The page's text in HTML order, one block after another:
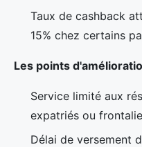
Taux de cashback
15% chez certains
Les points
Service limité aux
expatriés ou
Délai de versement